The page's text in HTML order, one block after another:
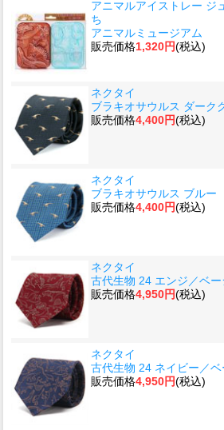
アニマルアイストレー ジ
ち
アニマルミュージアム
販売価格1,320円(税込)
ネクタイ
ブラキオサウルス ダーク
販売価格4,400円(税込)
ネクタイ
ブラキオサウルス ブルー
販売価格4,400円(税込)
ネクタイ
古代生物 24 エンジ／ベー
販売価格4,950円(税込)
ネクタイ
古代生物 24 ネイビー／ベ
販売価格4,950円(税込)